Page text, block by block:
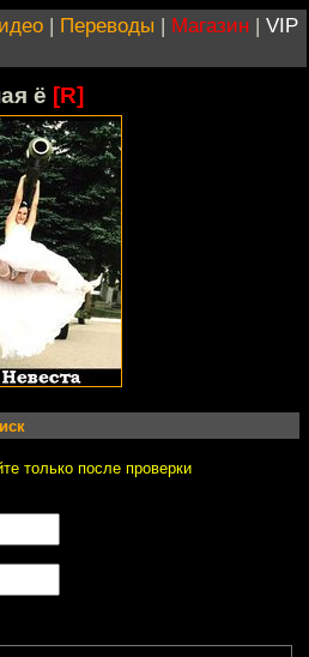
| Переводы | Магазин | VIP
ё [R]
только после проверки